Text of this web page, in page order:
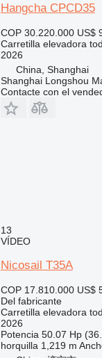
Hangcha CPCD35
COP 30.220.000 US$
Carretilla elevadora
2026
China, Shanghai
Shanghai Longshou
Contacte con el
13
VÍDEO
Nicosail T35A
COP 17.810.000 US$
Del fabricante
Carretilla elevadora
2026
Potencia 50.07 Hp
horquilla 1,219 m